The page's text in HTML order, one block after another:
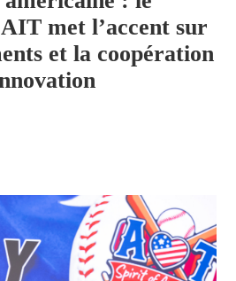
met l’accent sur
et la coopération